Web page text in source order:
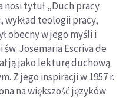
nosi tytuł „Duch pracy
wykład teologii pracy,
obecny w jego myśli i
Josemaria Escriva de
ją jako lekturę duchową
Z jego inspiracji w 1957 r.
na większość języków